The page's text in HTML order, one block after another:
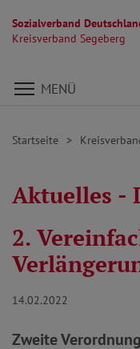
Sozialverband
Kreisverband Segeberg
Direkt zu den Inhalten
MENÜ
Startseite
Aktuelles -
2.
14.02.2022
Zweite